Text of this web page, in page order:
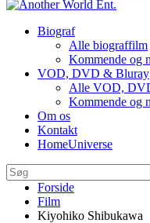
Biograf
Alle biograffilm
Kommende og
VOD, DVD & Bluray
Alle VOD,
Kommende
Om os
Kontakt
HomeUniverse
Forside
Film
Kiyohiko Shibukawa